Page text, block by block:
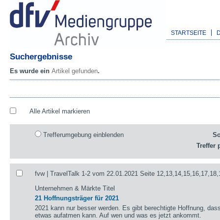
STARTSEITE
Suchergebnisse
Es wurde ein Artikel gefunden.
Alle Artikel markieren
Trefferumgebung einblenden
Treffer
fvw | TravelTalk 1-2 vom 22.01.2021 Seite
Unternehmen & Märkte Titel
21 Hoffnungsträger für 2021
2021 kann nur besser werden. Es gibt berechtigte Hoffnung,
etwas aufatmen kann. Auf wen und was es jetzt ankommt.